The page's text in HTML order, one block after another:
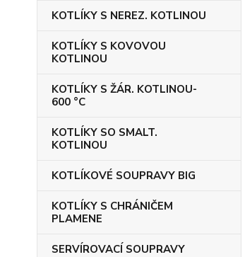
KOTLÍKY S NEREZ. KOTLINOU
KOTLÍKY S KOVOVOU
KOTLINOU
KOTLÍKY S ŽÁR. KOTLINOU-
600 °C
KOTLÍKY SO SMALT.
KOTLINOU
KOTLÍKOVÉ SOUPRAVY BIG
KOTLÍKY S CHRÁNIČEM
PLAMENE
SERVÍROVACÍ SOUPRAVY